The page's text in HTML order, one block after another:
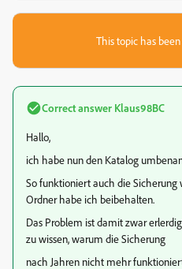
This topic has
Correct answer Klaus98BC
Hallo,
ich habe nun den Katalog
So funktioniert auch die
Ordner habe ich beibehalten.
Das Problem ist damit zwar
zu wissen, warum die Sicherung
nach Jahren nicht mehr